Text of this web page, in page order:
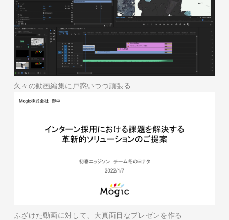
久々の動画編集に戸惑いつつ頑張る
ふざけた動画に対して、大真面目なプレゼンを作る